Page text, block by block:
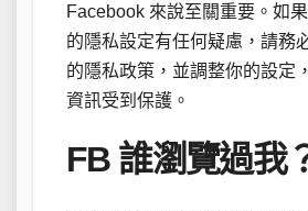
Facebook 來說至關重要。如
的隱私設定有任何疑慮，請務
的隱私政策，並調整你的設定
資訊受到保護。
FB 誰瀏覽過我